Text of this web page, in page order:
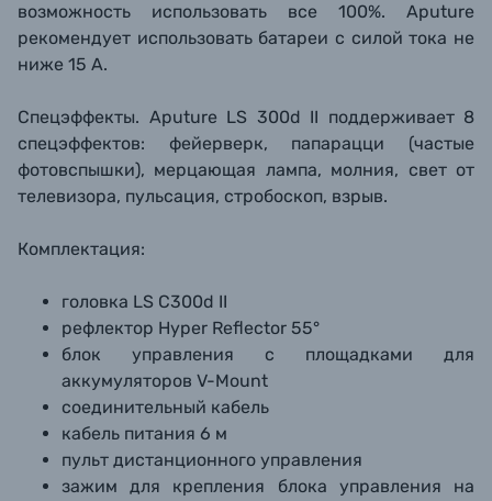
возможность использовать все 100%. Aputure
рекомендует использовать батареи с силой тока не
ниже 15 А.
Спецэффекты. Aputure LS 300d II поддерживает 8
спецэффектов: фейерверк, папарацци (частые
фотовспышки), мерцающая лампа, молния, свет от
телевизора, пульсация, стробоскоп, взрыв.
Комплектация:
головка LS С300d II
рефлектор Hyper Reflector 55°
блок управления с площадками для
аккумуляторов V-Mount
соединительный кабель
кабель питания 6 м
пульт дистанционного управления
зажим для крепления блока управления на